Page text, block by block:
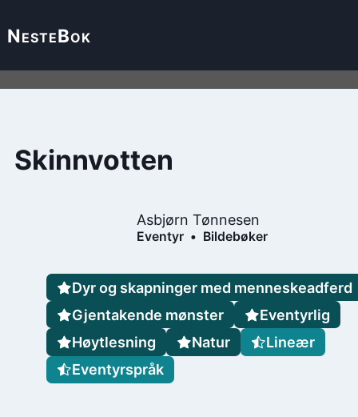
NesteBok
Skinnvotten
Asbjørn Tønnesen
Eventyr Bildebøker
Dyr og skapninger med menneskeadferd
Gjentakende mønster
Eventyrlig
Høytlesning
Natur
Lineær
Eventyrspråk